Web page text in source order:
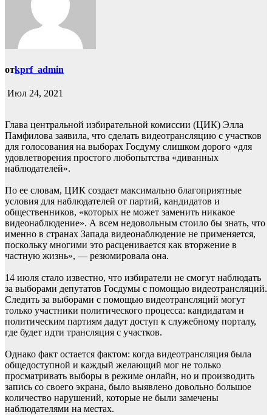
отkprf_admin
Июл 24, 2021
Глава центральной избирательной комиссии (ЦИК) Элла
Памфилова заявила, что сделать видеотрансляцию с участков
для голосования на выборах Госдуму слишком дорого «для
удовлетворения простого любопытства «диванных
наблюдателей».
По ее словам, ЦИК создает максимально благоприятные
условия для наблюдателей от партий, кандидатов и
общественников, «которых не может заменить никакое
видеонаблюдение». А всем недовольным стоило бы знать, что
именно в странах Запада видеонаблюдение не применяется,
поскольку многими это расценивается как вторжение в
частную жизнь», — резюмировала она.
14 июля стало известно, что избиратели не смогут наблюдать
за выборами депутатов Госдумы с помощью видеотрансляций.
Следить за выборами с помощью видеотрансляций могут
только участники политического процесса: кандидатам и
политическим партиям дадут доступ к служебному порталу,
где будет идти трансляция с участков.
Однако факт остается фактом: когда видеотрансляция была
общедоступной и каждый желающий мог не только
просматривать выборы в режиме онлайн, но и производить
запись со своего экрана, было выявлено довольно большое
количество нарушений, которые не были замечены
наблюдателями на местах.